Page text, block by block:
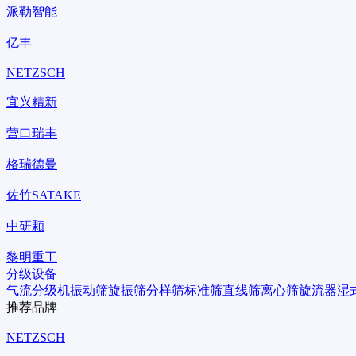
派勒智能
亿丰
NETZSCH
宜兴精新
营口瑞丰
格瑞德曼
佐竹SATAKE
中研颗
黎明重工
分级设备
气流分级机振动筛旋振筛分样筛标准筛直线筛离心筛旋流器湿
推荐品牌
NETZSCH